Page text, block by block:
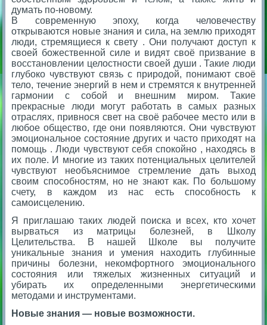
думать по-новому.
В современную эпоху, когда человечеству
открываются новые знания и сила, на землю приходят
люди, стремящиеся к свету . Они получают доступ к
своей божественной силе и видят своё призвание в
восстановлении целостности своей души . Такие люди
глубоко чувствуют связь с природой, понимают своё
тело, течение энергий в нем и стремятся к внутренней
гармонии с собой и внешним миром. Такие
прекрасные люди могут работать в самых разных
отраслях, привнося свет на своё рабочее место или в
любое общество, где они появляются. Они чувствуют
эмоциональное состояние других и часто приходят на
помощь . Люди чувствуют себя спокойно , находясь в
их поле. И многие из таких потенциальных целителей
чувствуют необъяснимое стремление дать выход
своим способностям, но не знают как. По большому
счету, в каждом из нас есть способность к
самоисцелению.
Я приглашаю таких людей поиска и всех, кто хочет
вырваться из матрицы болезней, в Школу
Целительства. В нашей Школе вы получите
уникальные знания и умения находить глубинные
причины болезни, некомфортного эмоционального
состояния или тяжелых жизненных ситуаций и
убирать их определенными энергетическими
методами и инструментами.
Новые знания — новые возможности.